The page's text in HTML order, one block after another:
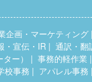
企画・マーケティング
・宣伝・IR
通訳・翻
ー）
事務的軽作業
校事務 アパレル事務